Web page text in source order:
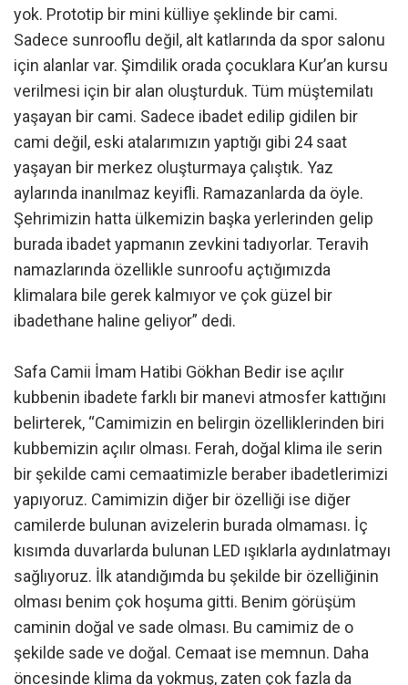
yok. Prototip bir mini külliye şeklinde bir cami.
Sadece sunrooflu değil, alt katlarında da spor salonu
için alanlar var. Şimdilik orada çocuklara Kur’an kursu
verilmesi için bir alan oluşturduk. Tüm müştemilatı
yaşayan bir cami. Sadece ibadet edilip gidilen bir
cami değil, eski atalarımızın yaptığı gibi 24 saat
yaşayan bir merkez oluşturmaya çalıştık. Yaz
aylarında inanılmaz keyifli. Ramazanlarda da öyle.
Şehrimizin hatta ülkemizin başka yerlerinden gelip
burada ibadet yapmanın zevkini tadıyorlar. Teravih
namazlarında özellikle sunroofu açtığımızda
klimalara bile gerek kalmıyor ve çok güzel bir
ibadethane haline geliyor” dedi.
Safa Camii İmam Hatibi Gökhan Bedir ise açılır
kubbenin ibadete farklı bir manevi atmosfer kattığını
belirterek, “Camimizin en belirgin özelliklerinden biri
kubbemizin açılır olması. Ferah, doğal klima ile serin
bir şekilde cami cemaatimizle beraber ibadetlerimizi
yapıyoruz. Camimizin diğer bir özelliği ise diğer
camilerde bulunan avizelerin burada olmaması. İç
kısımda duvarlarda bulunan LED ışıklarla aydınlatmayı
sağlıyoruz. İlk atandığımda bu şekilde bir özelliğinin
olması benim çok hoşuma gitti. Benim görüşüm
caminin doğal ve sade olması. Bu camimiz de o
şekilde sade ve doğal. Cemaat ise memnun. Daha
öncesinde klima da yokmuş, zaten çok fazla da